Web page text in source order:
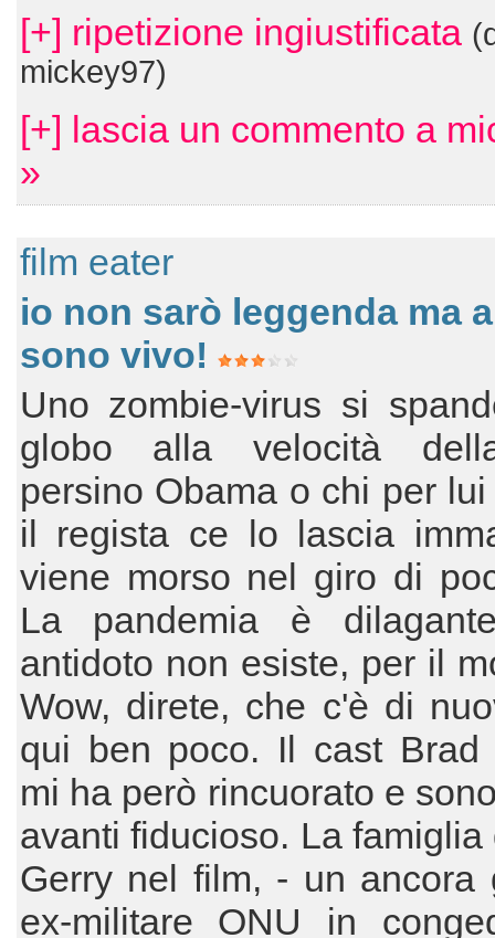
[+] ripetizione ingiustificata
mickey97)
[+] lascia un commento a
»
film eater
io non sarò leggenda ma
sono vivo!
Uno zombie-virus si
globo alla velocità
persino Obama o chi per
il regista ce lo lascia
viene morso nel giro di
La pandemia è
antidoto non esiste, per il
Wow, direte, che c'è di
qui ben poco. Il cast Brad
mi ha però rincuorato e
avanti fiducioso. La famiglia
Gerry nel film, - un ancora
ex-militare ONU in